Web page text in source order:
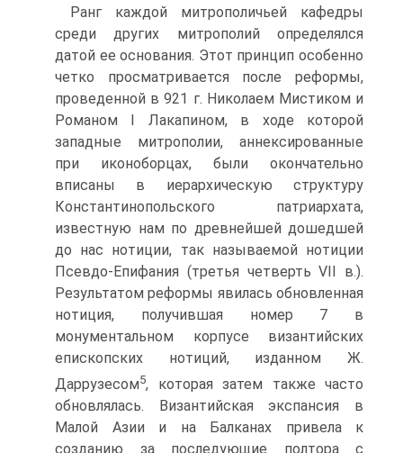
Ранг каждой митрополичьей кафедры
среди других митрополий определялся
датой ее основания. Этот принцип особенно
четко просматривается после реформы,
проведенной в 921 г. Николаем Мистиком и
Романом I Лакапином, в ходе которой
западные митрополии, аннексированные
при иконоборцах, были окончательно
вписаны в иерархическую структуру
Константинопольского патриархата,
известную нам по древнейшей дошедшей
до нас нотиции, так называемой нотиции
Псевдо-Епифания (третья четверть VII в.).
Результатом реформы явилась обновленная
нотиция, получившая номер 7 в
монументальном корпусе византийских
епископских нотиций, изданном Ж.
Даррузесом5, которая затем также часто
обновлялась. Византийская экспансия в
Малой Азии и на Балканах привела к
созданию за последующие полтора с